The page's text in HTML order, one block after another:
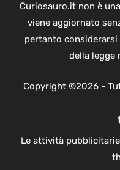
Curiosauro.it non è
viene aggiornato
pertanto
della legge
Copyright ©2026 -
Le attività